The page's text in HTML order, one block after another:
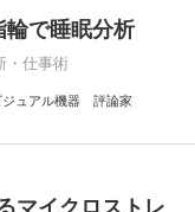
で睡眠分析
・仕事術
ジュアル機器 評論家
マイクロストレ